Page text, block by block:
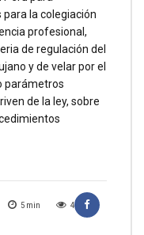
5 min 4
la colegiación
profesional,
de regulación del
y de velar por el
parámetros
de la ley, sobre